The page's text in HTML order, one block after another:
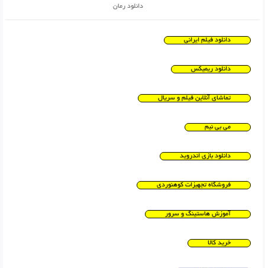
دانلود رمان
دانلود فیلم ایرانی
دانلود ریمیکس
تماشای آنلاین فیلم و سریال
می بی نیم
دانلود بازی اندروید
فروشگاه تجهیزات کوهنوردی
آموزش هاستینگ و سرور
خرید کالا